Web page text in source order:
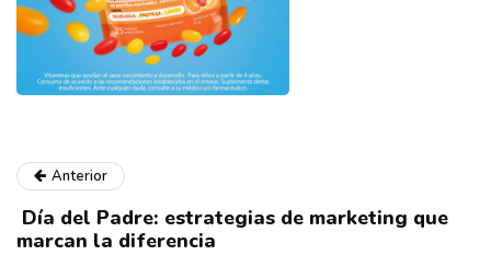
Anterior
Día del Padre: estrategias de marketing que
marcan la diferencia